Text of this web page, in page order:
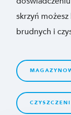
skrzyń
brudnych i